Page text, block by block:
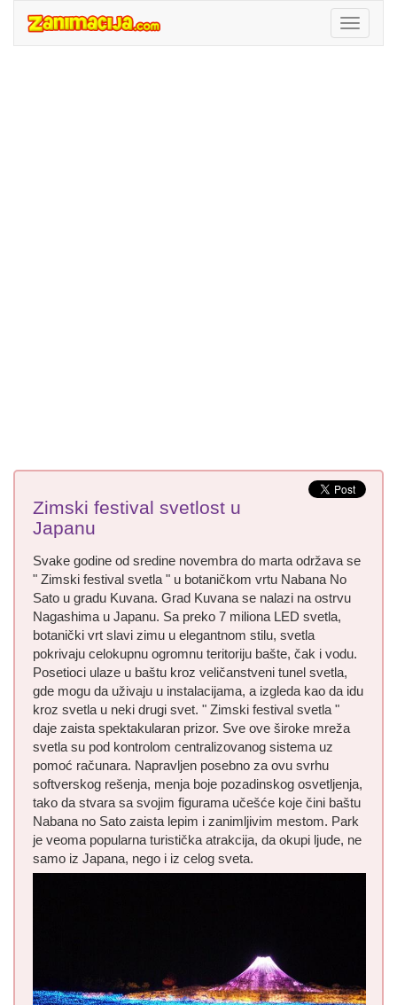
Zimski festival svetlost u
Japanu
Svake godine od sredine novembra do marta održava se
" Zimski festival svetla " u botaničkom vrtu Nabana No
Sato u gradu Kuvana. Grad Kuvana se nalazi na ostrvu
Nagashima u Japanu. Sa preko 7 miliona LED svetla,
botanički vrt slavi zimu u elegantnom stilu, svetla
pokrivaju celokupnu ogromnu teritoriju bašte, čak i vodu.
Posetioci ulaze u baštu kroz veličanstveni tunel svetla,
gde mogu da uživaju u instalacijama, a izgleda kao da idu
kroz svetla u neki drugi svet. " Zimski festival svetla "
daje zaista spektakularan prizor. Sve ove široke mreža
svetla su pod kontrolom centralizovanog sistema uz
pomoć računara. Napravljen posebno za ovu svrhu
softverskog rešenja, menja boje pozadinskog osvetljenja,
tako da stvara sa svojim figurama učešće koje čini baštu
Nabana no Sato zaista lepim i zanimljivim mestom. Park
je veoma popularna turistička atrakcija, da okupi ljude, ne
samo iz Japana, nego i iz celog sveta.